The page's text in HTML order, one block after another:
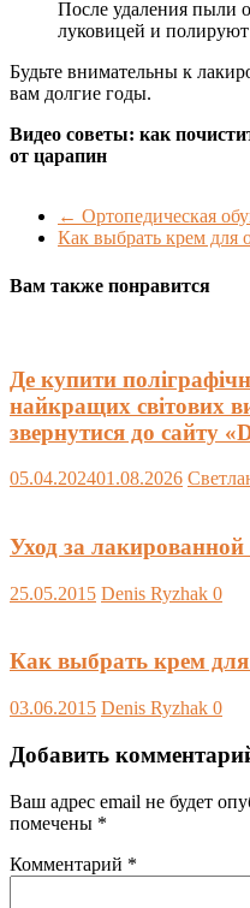
После удаления пыли
луковицей и
Будьте внимательны к
вам долгие годы.
Видео советы: как
от царапин
← Ортопедическая
Как выбрать крем для
Вам также понравится
Де купити
найкращих світових
звернутися до сайту
05.04.202401.08.2026
Уход за
25.05.2015 Denis Ryzhak 0
Как выбрать крем
03.06.2015 Denis Ryzhak 0
Добавить
Ваш адрес email не будет
помечены *
Комментарий *